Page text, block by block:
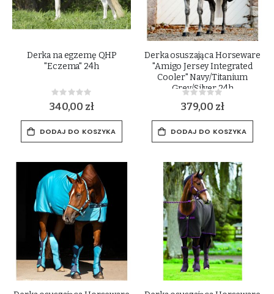
Derka na egzemę QHP
"Eczema" 24h
Rating:
0%
340,00 zł
DODAJ DO KOSZYKA
Derka osuszająca Horseware
"Amigo Jersey Integrated
Cooler" Navy/Titanium
Grey/Silver 24h
Rating:
0%
379,00 zł
DODAJ DO KOSZYKA